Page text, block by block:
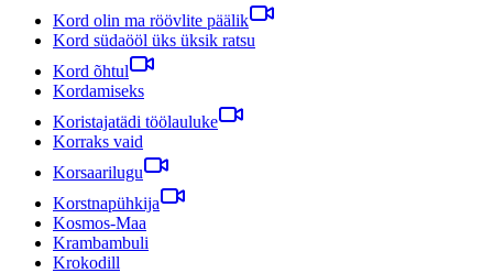
Kord olin ma röövlite päälik
Kord südaööl üks üksik ratsu
Kord õhtul
Kordamiseks
Koristajatädi töölauluke
Korraks vaid
Korsaarilugu
Korstnapühkija
Kosmos-Maa
Krambambuli
Krokodill